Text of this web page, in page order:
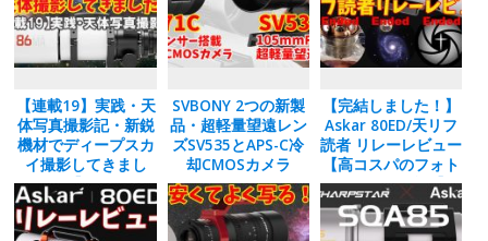
【連載19】実践・天
体写真撮影記・新鋭
機材でディープスカ
イ撮影してきまし
た！【Gravity
Astro日本初登
場！】
SVBONY 2つの新製
品・超軽量望遠レン
ズSV535とAPS-C冷
却CMOSカメラ
SC571CC
【完結しました！】
Askar 80ED/天リフ
読者 リレーレビュー
【高コスパのフォト
ビジュアル鏡筒】